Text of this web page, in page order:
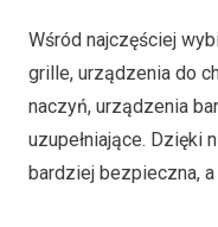
Wśród najczęściej
grille, urządzenia do
naczyń, urządzenia
uzupełniające. Dzięki
bardziej bezpieczna,